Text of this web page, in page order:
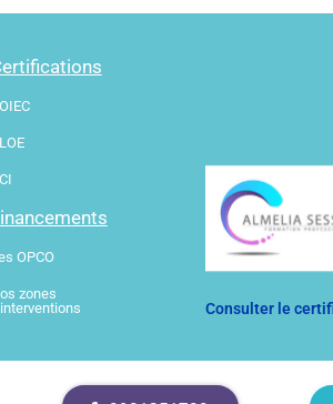
OPCO
zones
Consulter le